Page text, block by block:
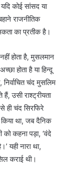
कोई सांसद या
राजनीतिक
का प्रतीक है।
होता है, मुसलमान
होता है या हिन्दू
निर्वाचित चंद मुसलिम
उसी राश्ट्रीयता
ही चंद सिरफिरे
किया था, जब दैनिक
को कहना पड़ा, ‘वंदे
यही नारा था,
कराई थी।